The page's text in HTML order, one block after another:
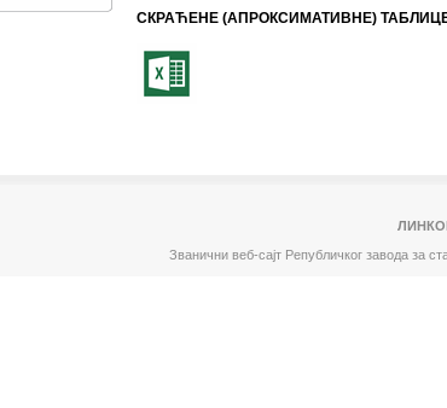
СКРАЋЕНЕ (АПРОКСИМАТИВНЕ) ТАБЛИЦЕ
Званични веб-сајт Републичког завода за